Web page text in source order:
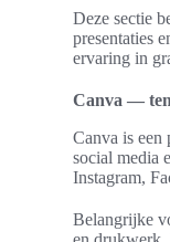
Deze sectie
presentaties
ervaring in
Canva —
Canva is een
social media
Instagram,
Belangrijke